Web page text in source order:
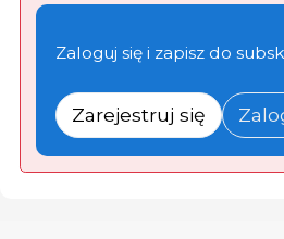
Zaloguj się i zapisz do
Zarejestruj się